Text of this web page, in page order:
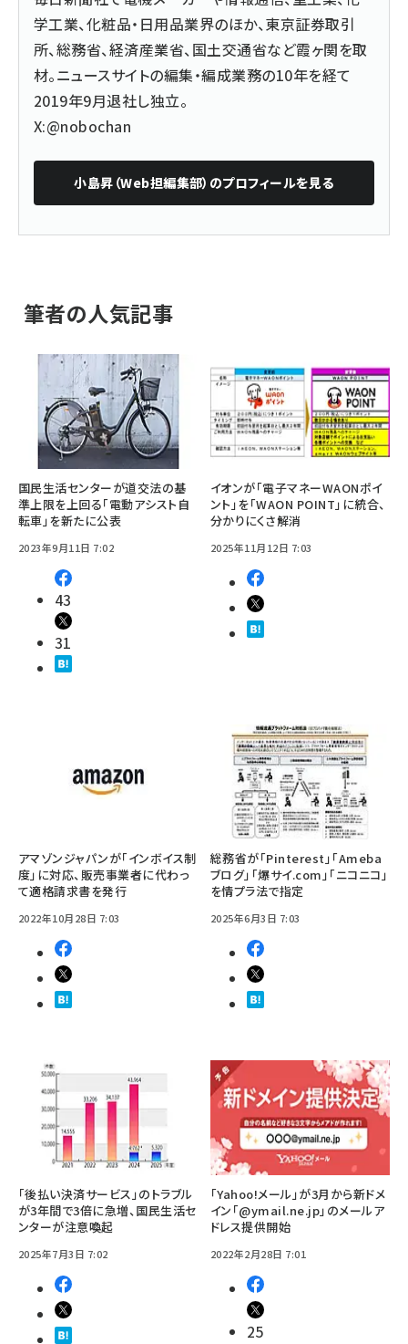
学工業、化粧品・日用品業界のほか、東京証券取引
所、総務省、経済産業省、国土交通省など霞ヶ関を取
材。ニュースサイトの編集・編成業務の10年を経て
2019年9月退社し独立。
X:@nobochan
小島昇（Web担編集部） のプロフィールを見る
筆者の人気記事
国民生活センターが道交法の基
準上限を上回る「電動アシスト自
転車」を新たに公表
2023年9月11日 7:02
43
31
イオンが「電子マネーWAONポイ
ント」を「WAON POINT」に統合、
分かりにくさ解消
2025年11月12日 7:03
アマゾンジャパンが「インボイス制
度」に対応、販売事業者に代わっ
て適格請求書を発行
2022年10月28日 7:03
総務省が「Pinterest」「Ameba
ブログ」「爆サイ.com」「ニコニコ」
を情プラ法で指定
2025年6月3日 7:03
「後払い決済サービス」のトラブル
が3年間で3倍に急増、国民生活セ
ンターが注意喚起
2025年7月3日 7:02
「Yahoo!メール」が3月から新ドメ
イン「@ymail.ne.jp」のメールア
ドレス提供開始
2022年2月28日 7:01
25